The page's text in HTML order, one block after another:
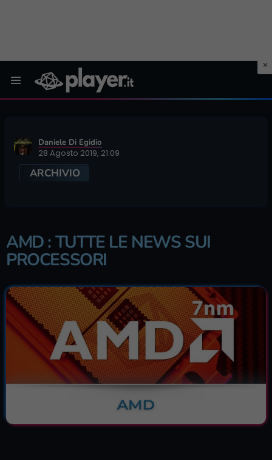
Daniele Di Egidio
28 Agosto 2019, 21:09
ARCHIVIO
AMD : TUTTE LE NEWS SUI
PROCESSORI